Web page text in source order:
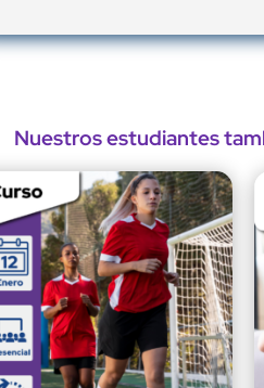
Nuestros estudiantes